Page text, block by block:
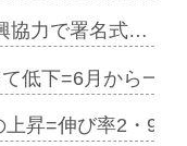
協力で署名式…
低下=6月から一
上昇=伸び率2・